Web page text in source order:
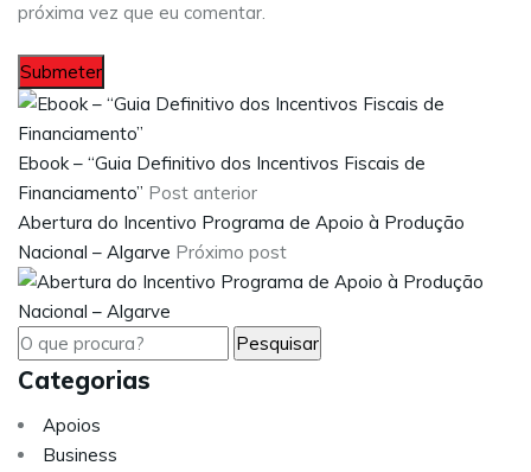
próxima vez que eu comentar.
Ebook – “Guia Definitivo dos Incentivos Fiscais de
Financiamento” Post anterior
Abertura do Incentivo Programa de Apoio à Produção
Nacional – Algarve Próximo post
Categorias
Apoios
Business